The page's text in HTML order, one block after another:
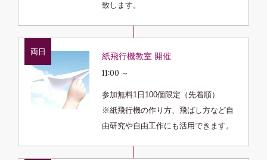
致します。
両日 紙飛行機教室 開催
11:00 ～
参加無料1日100個限定（先着順）
※紙飛行機の作り方、飛ばし方など自
由研究や自由工作にも活用できます。